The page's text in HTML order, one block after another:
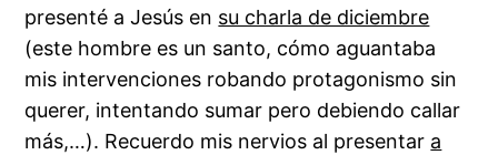
presenté a Jesús en su charla de diciembre
(este hombre es un santo, cómo aguantaba
mis intervenciones robando protagonismo sin
querer, intentando sumar pero debiendo callar
más,…). Recuerdo mis nervios al presentar a